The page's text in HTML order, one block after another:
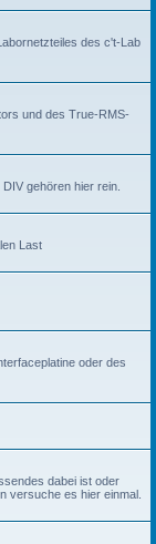
des c't-Lab
und des True-RMS-
gehören hier rein.
Last
oder des
dabei ist oder
versuche es hier einmal.